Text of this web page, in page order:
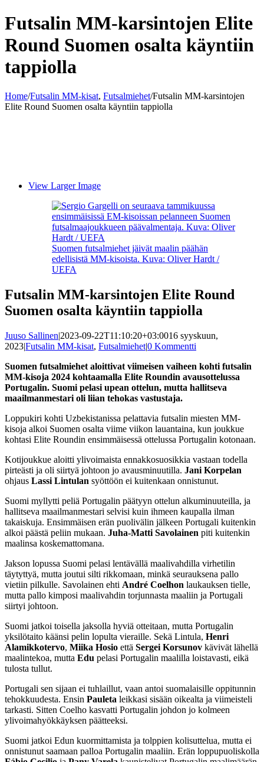
Futsalin MM-karsintojen Elite
Round Suomen osalta käyntiin
tappiolla
Home/Futsalin MM-kisat, Futsalmiehet/Futsalin MM-karsintojen
Elite Round Suomen osalta käyntiin tappiolla
View Larger Image
Suomen futsalmiehet jäivät maalin päähän
edellisistä MM-kisoista. Kuva: Oliver Hardt /
UEFA
Futsalin MM-karsintojen Elite Round
Suomen osalta käyntiin tappiolla
Juuso Sallinen|2023-09-22T11:10:20+03:0016 syyskuun,
2023|Futsalin MM-kisat, Futsalmiehet|0 Kommentti
Suomen futsalmiehet aloittivat viimeisen vaiheen kohti futsalin
MM-kisoja 2024 kohtaamalla Elite Roundin avausottelussa
Portugalin. Suomi pelasi upean ottelun, mutta hallitseva
maailmanmestari oli liian tehokas vastustaja.
Loppukiri kohti Uzbekistanissa pelattavia futsalin miesten MM-
kisoja alkoi Suomen osalta viime viikon lauantaina, kun joukkue
kohtasi Elite Roundin ensimmäisessä ottelussa Portugalin kotonaan.
Kotijoukkue aloitti ylivoimaista ennakkosuosikkia vastaan todella
pirteästi ja oli siirtyä johtoon jo avausminuutilla. Jani Korpelan
ohjaus Lassi Lintulan syöttöön ei kuitenkaan onnistunut.
Suomi myllytti peliä Portugalin päätyyn ottelun alkuminuuteilla, ja
hallitseva maailmanmestari selvisi kuin ihmeen kaupalla ilman
takaiskuja. Ensimmäisen erän puolivälin jälkeen Portugali kuitenkin
alkoi päästä peliin mukaan. Juha-Matti Savolainen piti kuitenkin
maalinsa koskemattomana.
Jakson lopussa Suomi pelasi lentävällä maalivahdilla virhetilin
täytyttyä, mutta joutui silti rikkomaan, minkä seurauksena pallo
vietiin pilkulle. Savolainen ehti André Coelhon laukauksen tielle,
mutta pallo kimposi maalivahdin torjunnasta maaliin ja Portugali
siirtyi johtoon.
Suomi jatkoi toisella jaksolla hyviä otteitaan, mutta Portugalin
yksilötaito käänsi pelin lopulta vieraille. Sekä Lintula, Henri
Alamikkotervo, Miika Hosio että Sergei Korsunov kävivät lähellä
maalintekoa, mutta Edu pelasi Portugalin maalilla loistavasti, eikä
tulosta tullut.
Portugali sen sijaan ei tuhlaillut, vaan antoi suomalaisille oppitunnin
tehokkuudesta. Ensin Pauleta leikkasi sisään oikealta ja viimeisteli
tarkasti. Sitten Coelho kasvatti Portugalin johdon jo kolmeen
ylivoimahyökkäyksen päätteeksi.
Suomi jatkoi Edun kuormittamista ja tolppien kolisuttelua, mutta ei
onnistunut saamaan palloa Portugalin maaliin. Erän loppupuoliskolla